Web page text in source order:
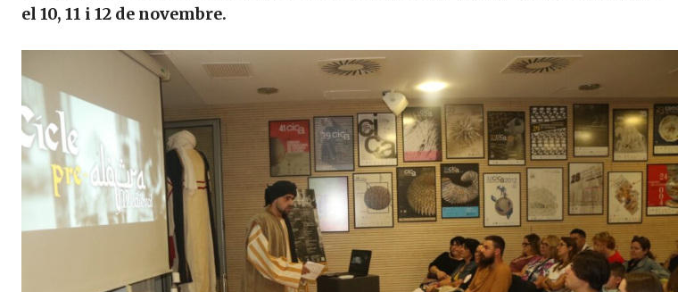
el 10, 11 i 12 de novembre.